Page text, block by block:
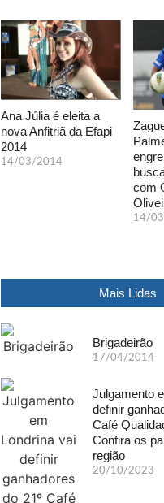
Ana Júlia é eleita a
nova Anfitriã da Efapi
2014
14/03/2014
com
14/
Mais Lidas
Brigadeirão
17/04/2014
Julgamento
definir
Café
Confira os
região
20/10/2023